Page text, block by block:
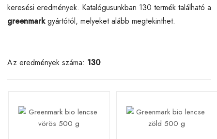
keresési eredmények. Katalógusunkban 130 termék található a
greenmarkgyártótól, melyeket alább megtekinthet.
Az eredmények száma: 130